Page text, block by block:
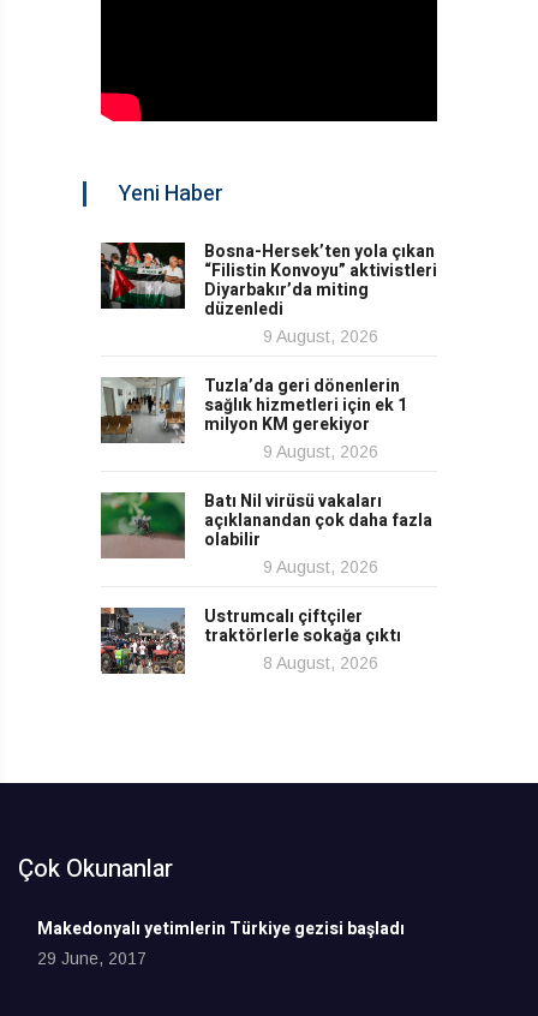
Yeni Haber
Bosna-Hersek’ten yola çıkan
“Filistin Konvoyu” aktivistleri
Diyarbakır’da miting
düzenledi
9 August, 2026
Tuzla’da geri dönenlerin
sağlık hizmetleri için ek 1
milyon KM gerekiyor
9 August, 2026
Batı Nil virüsü vakaları
açıklanandan çok daha fazla
olabilir
9 August, 2026
Ustrumcalı çiftçiler
traktörlerle sokağa çıktı
8 August, 2026
Çok Okunanlar
Makedonyalı yetimlerin Türkiye gezisi başladı
29 June, 2017